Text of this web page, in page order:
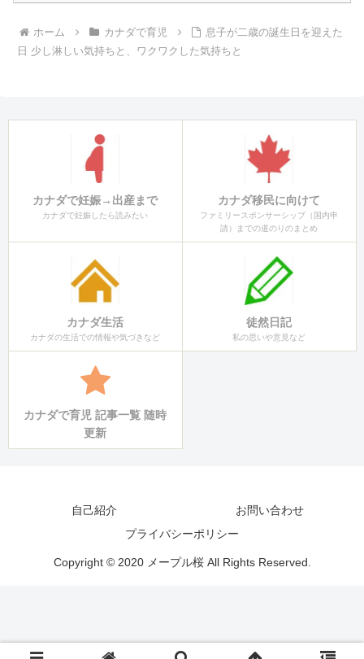
ホーム カナダで育児
息子が二歳の誕生日を迎えた
日 少し淋しい気持ちと、ワクワクした気持ちと
カナダで妊娠→出産まで
カナダで妊娠したら読みたい
カナダ移民に向けて
ファミリースポンサーシップ（国内申
請）までの道のりのまとめ
カナダ生活
カナダの生活での情報や気づきなど
徒然日記
私の思いや意見など
カナダで育児 記事一覧 随時
更新
自己紹介
お問い合わせ
プライバシーポリシー
Copyright © 2020 メープル桜 All Rights Reserved.